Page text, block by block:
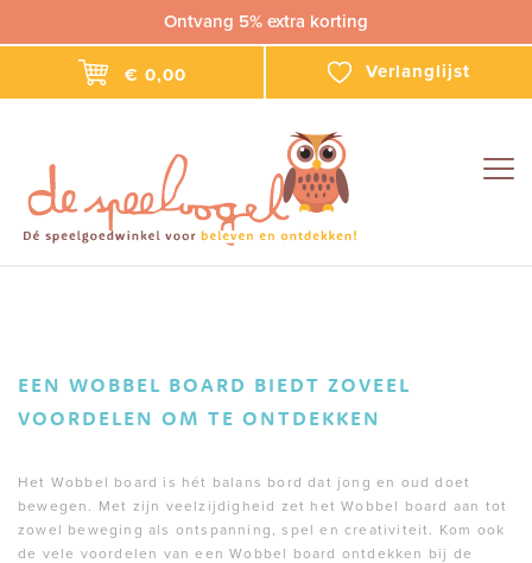
Ontvang 5% extra korting
€ 0,00 Verlanglijst
EEN WOBBEL BOARD BIEDT ZOVEEL
VOORDELEN OM TE ONTDEKKEN
Het Wobbel board is hét balans bord dat jong en oud doet
bewegen. Met zijn veelzijdigheid zet het Wobbel board aan tot
zowel beweging als ontspanning, spel en creativiteit. Kom ook
de vele voordelen van een Wobbel board ontdekken bij de